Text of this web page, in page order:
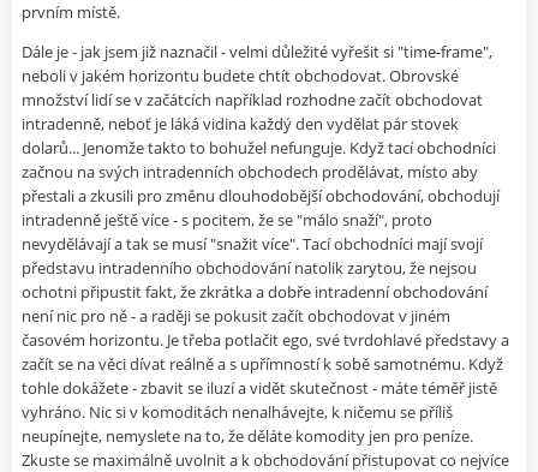
prvním místě.
Dále je - jak jsem již naznačil - velmi důležité vyřešit si "time-frame",
neboli v jakém horizontu budete chtít obchodovat. Obrovské
množství lidí se v začátcích například rozhodne začít obchodovat
intradenně, neboť je láká vidina každý den vydělat pár stovek
dolarů... Jenomže takto to bohužel nefunguje. Když tací obchodníci
začnou na svých intradenních obchodech prodělávat, místo aby
přestali a zkusili pro změnu dlouhodobější obchodování, obchodují
intradenně ještě více - s pocitem, že se "málo snaží", proto
nevydělávají a tak se musí "snažit více". Tací obchodníci mají svojí
představu intradenního obchodování natolik zarytou, že nejsou
ochotni připustit fakt, že zkrátka a dobře intradenní obchodování
není nic pro ně - a raději se pokusit začít obchodovat v jiném
časovém horizontu. Je třeba potlačit ego, své tvrdohlavé představy a
začít se na věci dívat reálně a s upřímností k sobě samotnému. Když
tohle dokážete - zbavit se iluzí a vidět skutečnost - máte téměř jistě
vyhráno. Nic si v komoditách nenalhávejte, k ničemu se příliš
neupínejte, nemyslete na to, že děláte komodity jen pro peníze.
Zkuste se maximálně uvolnit a k obchodování přistupovat co nejvíce